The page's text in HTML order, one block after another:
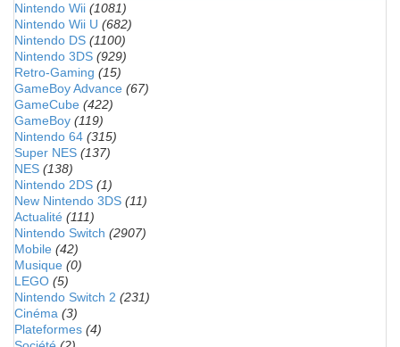
Nintendo Wii (1081)
Nintendo Wii U (682)
Nintendo DS (1100)
Nintendo 3DS (929)
Retro-Gaming (15)
GameBoy Advance (67)
GameCube (422)
GameBoy (119)
Nintendo 64 (315)
Super NES (137)
NES (138)
Nintendo 2DS (1)
New Nintendo 3DS (11)
Actualité (111)
Nintendo Switch (2907)
Mobile (42)
Musique (0)
LEGO (5)
Nintendo Switch 2 (231)
Cinéma (3)
Plateformes (4)